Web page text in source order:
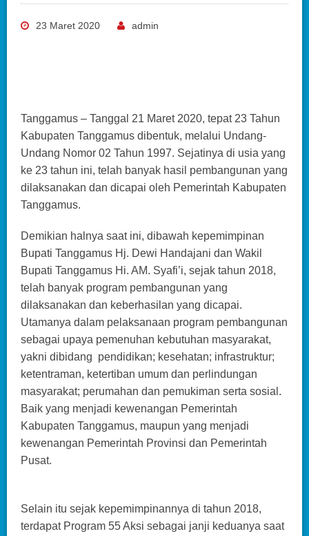
23 Maret 2020 admin
Tanggamus – Tanggal 21 Maret 2020, tepat 23 Tahun
Kabupaten Tanggamus dibentuk, melalui Undang-
Undang Nomor 02 Tahun 1997. Sejatinya di usia yang
ke 23 tahun ini, telah banyak hasil pembangunan yang
dilaksanakan dan dicapai oleh Pemerintah Kabupaten
Tanggamus.
Demikian halnya saat ini, dibawah kepemimpinan
Bupati Tanggamus Hj. Dewi Handajani dan Wakil
Bupati Tanggamus Hi. AM. Syafi’i, sejak tahun 2018,
telah banyak program pembangunan yang
dilaksanakan dan keberhasilan yang dicapai.
Utamanya dalam pelaksanaan program pembangunan
sebagai upaya pemenuhan kebutuhan masyarakat,
yakni dibidang pendidikan; kesehatan; infrastruktur;
ketentraman, ketertiban umum dan perlindungan
masyarakat; perumahan dan pemukiman serta sosial.
Baik yang menjadi kewenangan Pemerintah
Kabupaten Tanggamus, maupun yang menjadi
kewenangan Pemerintah Provinsi dan Pemerintah
Pusat.
Selain itu sejak kepemimpinannya di tahun 2018,
terdapat Program 55 Aksi sebagai janji keduanya saat